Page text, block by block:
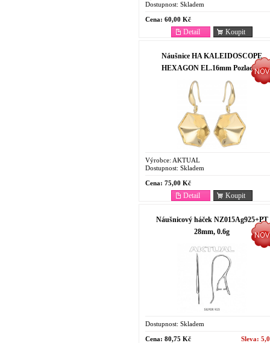
Dostupnost: Skladem
Cena: 60,00 Kč
Koupit
Detail
Náušnice HA KALEIDOSCOPE
HEXAGON EL.16mm Pozlacené
Výrobce: AKTUAL
Dostupnost: Skladem
Cena: 75,00 Kč
Koupit
Detail
Náušnicový háček NZ015Ag925+PT
28mm, 0.6g
Dostupnost: Skladem
Cena: 80,75 Kč Sleva: